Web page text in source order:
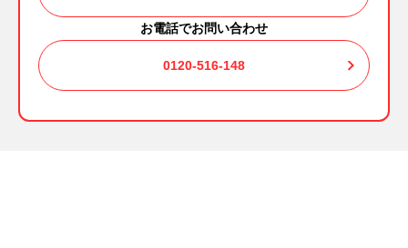
お電話でお問い合わせ
0120-516-148